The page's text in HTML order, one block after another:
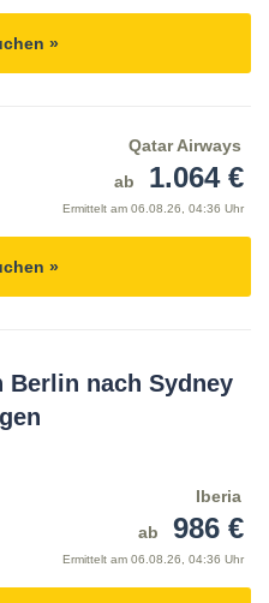
»
Qatar Airways
ab
1.064 €
Ermittelt am 06.08.26, 04:36 Uhr
»
Berlin nach Sydney
Iberia
ab
986 €
Ermittelt am 06.08.26, 04:36 Uhr